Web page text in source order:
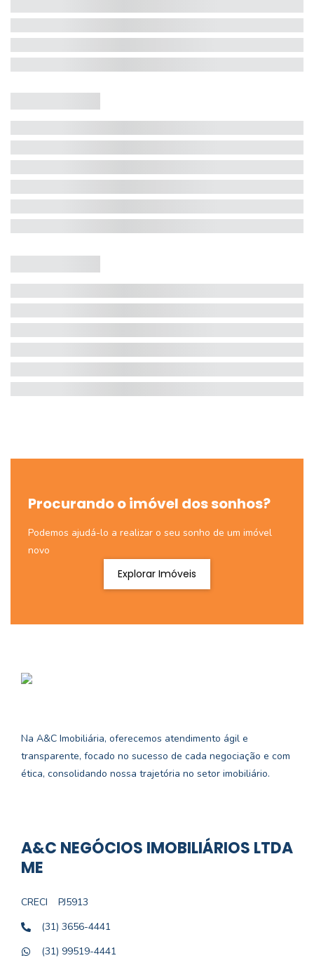
Procurando o imóvel dos sonhos?
Podemos ajudá-lo a realizar o seu sonho de um imóvel
novo
Explorar Imóveis
Na A&C Imobiliária, oferecemos atendimento ágil e
transparente, focado no sucesso de cada negociação e com
ética, consolidando nossa trajetória no setor imobiliário.
A&C NEGÓCIOS IMOBILIÁRIOS LTDA
ME
CRECI
PJ5913
(31) 3656-4441
(31) 99519-4441